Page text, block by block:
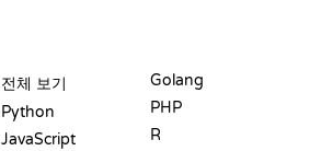
전체 보기
Python
JavaScript
Golang
PHP
R